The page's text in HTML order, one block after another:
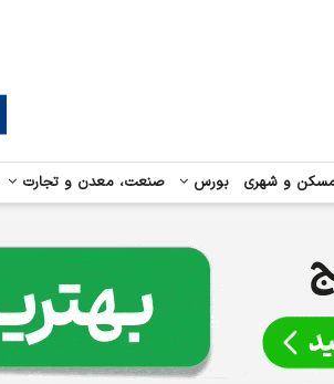
و شهری بورس صنعت، معدن و تجارت